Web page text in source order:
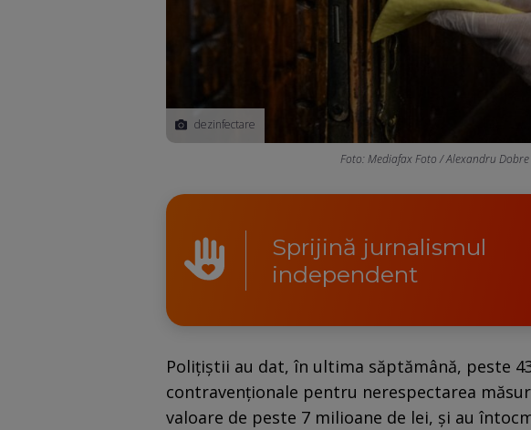
dezinfectare
Foto: Mediafax Foto / Alexandru
Sprijină jurnalismul
independent
Polițiștii au dat, în ultima săptămână, peste
contravenționale pentru nerespectarea
valoare de peste 7 milioane de lei, și au